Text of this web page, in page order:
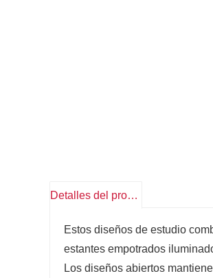
Detalles del producto
Estos diseños de estudio
estantes empotrados
Los diseños abiertos